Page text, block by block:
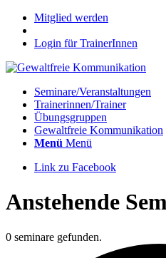
Mitglied werden
Login für TrainerInnen
Seminare/Veranstaltungen
Trainerinnen/Trainer
Übungsgruppen
Gewaltfreie Kommunikation
Menü Menü
Link zu Facebook
Anstehende
0 seminare gefunden.